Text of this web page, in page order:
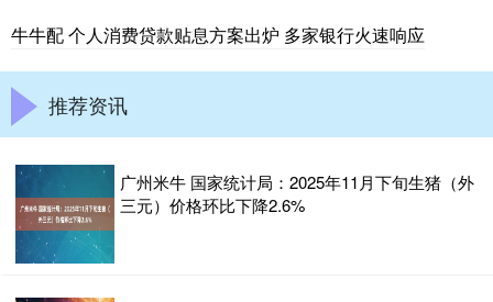
牛牛配 个人消费贷款贴息方案出炉 多家银行火速响应
推荐资讯
广州米牛 国家统计局：2025年11月下旬生猪（外
三元）价格环比下降2.6%